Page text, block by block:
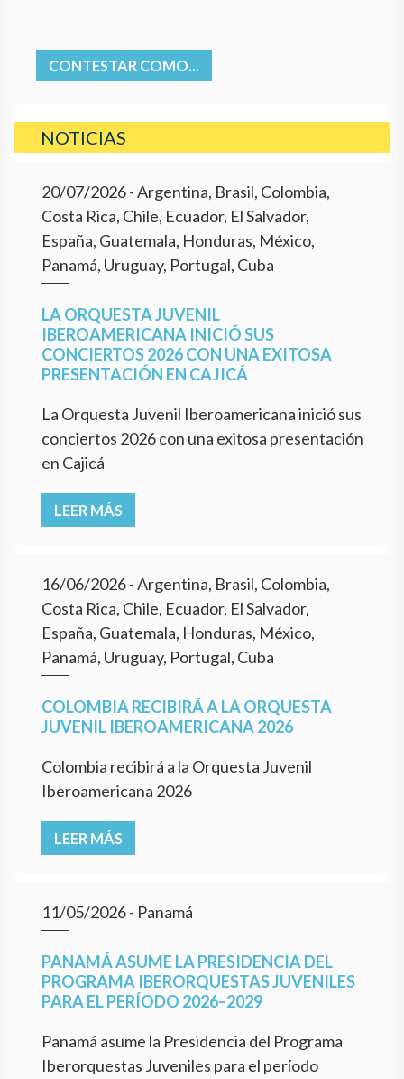
CONTESTAR COMO...
NOTICIAS
20/07/2026- Argentina, Brasil, Colombia,
Costa Rica, Chile, Ecuador, El Salvador,
España, Guatemala, Honduras, México,
Panamá, Uruguay, Portugal, Cuba
LA ORQUESTA JUVENIL
IBEROAMERICANA INICIÓ SUS
CONCIERTOS 2026 CON UNA EXITOSA
PRESENTACIÓN EN CAJICÁ
La Orquesta Juvenil Iberoamericana inició sus
conciertos 2026 con una exitosa presentación
en Cajicá
LEER MÁS
16/06/2026- Argentina, Brasil, Colombia,
Costa Rica, Chile, Ecuador, El Salvador,
España, Guatemala, Honduras, México,
Panamá, Uruguay, Portugal, Cuba
COLOMBIA RECIBIRÁ A LA ORQUESTA
JUVENIL IBEROAMERICANA 2026
Colombia recibirá a la Orquesta Juvenil
Iberoamericana 2026
LEER MÁS
11/05/2026- Panamá
PANAMÁ ASUME LA PRESIDENCIA DEL
PROGRAMA IBERORQUESTAS JUVENILES
PARA EL PERÍODO 2026–2029
Panamá asume la Presidencia del Programa
Iberorquestas Juveniles para el período